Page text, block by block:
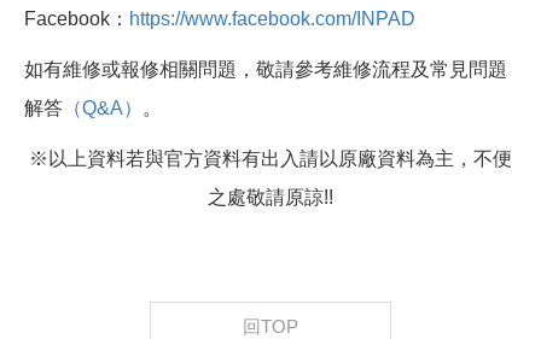
Facebook： https://www.facebook.com/INPAD
如有維修或報修相關問題，敬請參考維修流程及常見問題
解答 （Q&A） 。
※以上資料若與官方資料有出入請以原廠資料為主，不便
之處敬請原諒!!
回TOP